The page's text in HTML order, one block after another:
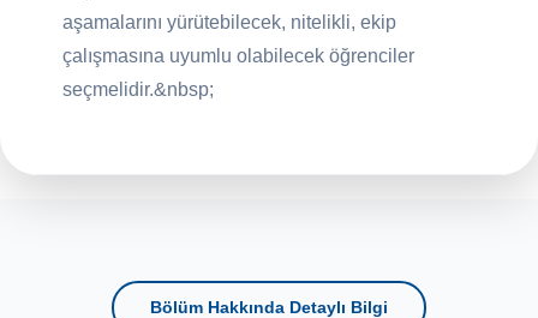
aşamalarını yürütebilecek, nitelikli, ekip
çalışmasına uyumlu olabilecek öğrenciler
seçmelidir.&nbsp;
Bölüm Hakkında Detaylı Bilgi